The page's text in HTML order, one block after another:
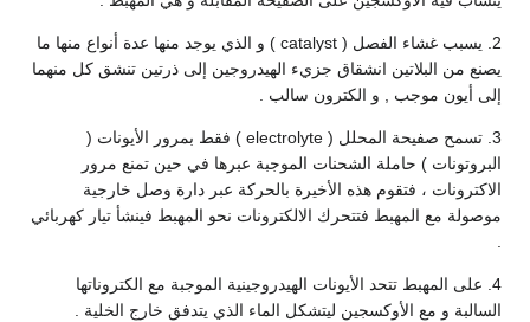
2. يسبب غشاء الفصل ( catalyst ) و الذي يوجد منها عدة أنواع منها ما
يصنع من البلاتين انشقاق جزيء الهيدروجين إلى ذرتين تنشق كل منهما
إلى أيون موجب , و الكترون سالب .
3. تسمح صفيحة المحلل ( electrolyte ) فقط بمرور الأيونات (
البروتونات ) حاملة الشحنات الموجبة عبرها في حين تمنع مرور
الاكترونات ، فتقوم هذه الأخيرة بالحركة عبر دارة وصل خارجية
موصولة مع المهبط فتتحرك الالكترونات نحو المهبط فينشأ تيار كهربائي
4. على المهبط تتحد الأيونات الهيدروجينية الموجبة مع الكتروناتها
السالبة و مع الأوكسجين ليتشكل الماء الذي يتدفق خارج الخلية .